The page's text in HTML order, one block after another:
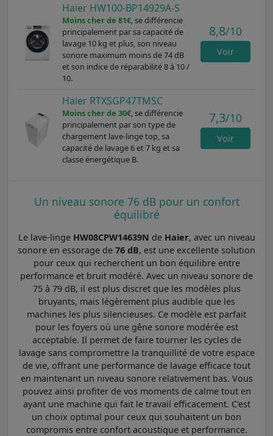
Haier HW100-BP14929A-S
Moins cher de 81€, se différencie
principalement par sa capacité de
lavage 10 kg et plus, son niveau
sonore maximum moins de 74 dB
et son indice de réparabilité 8 à 10 /
10.
8,8/10
Voir
Haier RTXSGP47TMSC
Moins cher de 30€, se différencie
principalement par son type de
chargement lave-linge top, sa
capacité de lavage 6 et 7 kg et sa
classe énergétique B.
7,3/10
Voir
Un niveau sonore 76 dB pour un confort
équilibré
Le lave-linge HW08CPW14639N de Haier, avec un niveau
sonore en essorage de 76 dB, est une excellente solution
pour ceux qui recherchent un bon équilibre entre
performance et bruit modéré. Avec un niveau sonore de
75 à 79 dB, il est plus discret que les modèles plus
bruyants, mais légèrement plus audible que les
machines les plus silencieuses. Ce modèle est parfait
pour les foyers où une gêne sonore modérée est
acceptable. Il permet de faire tourner les cycles de
lavage sans compromettre la tranquillité de votre espace
de vie, offrant une performance de lavage efficace tout
en maintenant un niveau sonore relativement bas. Vous
pouvez ainsi profiter de vos moments de calme tout en
ayant une machine qui fait le travail efficacement. C'est
un choix optimal pour ceux qui souhaitent un bon
compromis entre confort acoustique et performance.